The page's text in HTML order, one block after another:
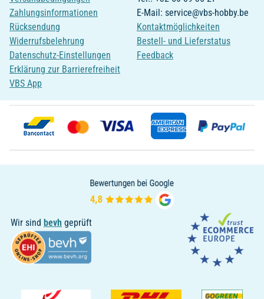
Zahlungsinformationen
Rücksendung
Widerrufsbelehrung
Datenschutz-Einstellungen
Erklärung zur Barrierefreiheit
VBS App
E-Mail: service@vbs-hobby.be
Kontaktmöglichkeiten
Bestell- und Lieferstatus
Feedback
Wir sind bevh geprüft